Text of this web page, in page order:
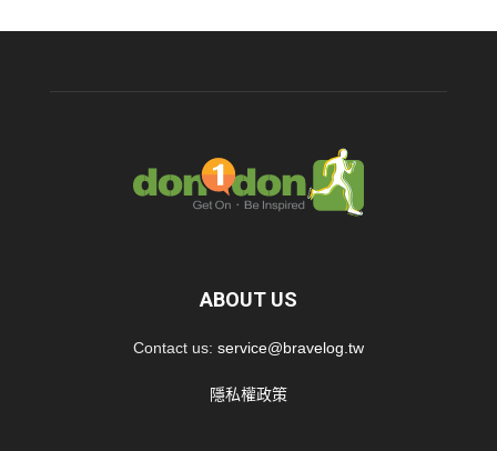
ABOUT US
Contact us: service@bravelog.tw
隱私權政策